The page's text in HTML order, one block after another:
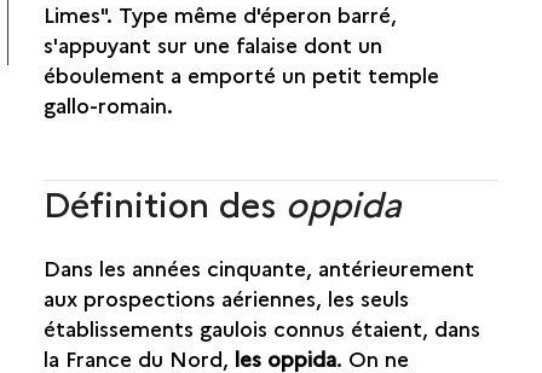
Limes". Type même d'éperon barré,
s'appuyant sur une falaise dont un
éboulement a emporté un petit temple
gallo-romain.
Définition des oppida
Dans les années cinquante, antérieurement
aux prospections aériennes, les seuls
établissements gaulois connus étaient, dans
la France du Nord, les oppida. On ne